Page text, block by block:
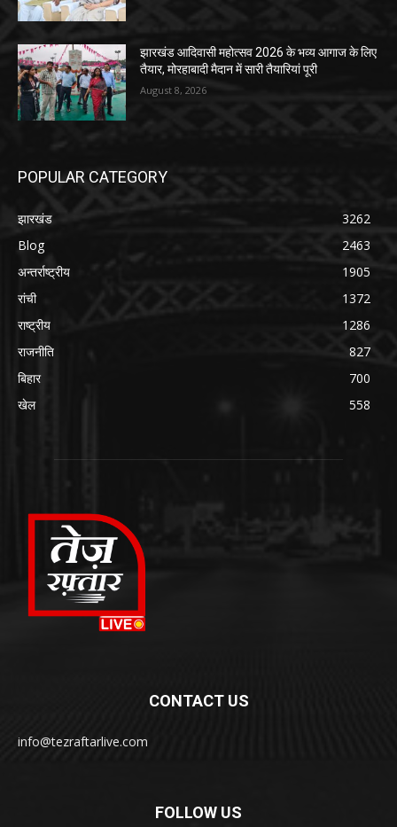
झारखंड आदिवासी महोत्सव 2026 के भव्य आगाज के लिए
तैयार, मोरहाबादी मैदान में सारी तैयारियां पूरी
August 8, 2026
POPULAR CATEGORY
झारखंड
3262
Blog
2463
अन्तर्राष्ट्रीय
1905
रांची
1372
राष्ट्रीय
1286
राजनीति
827
बिहार
700
खेल
558
CONTACT US
info@tezraftarlive.com
FOLLOW US